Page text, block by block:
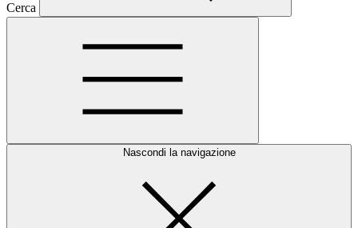
Cerca
Nascondi la navigazione